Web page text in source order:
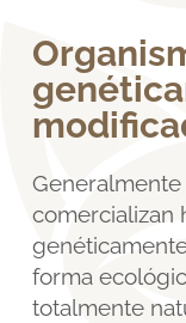
comercializan
forma
totalmente